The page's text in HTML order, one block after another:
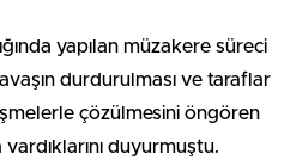
yapılan müzakere süreci
durdurulması ve taraflar
çözülmesini öngören
duyurmuştu.